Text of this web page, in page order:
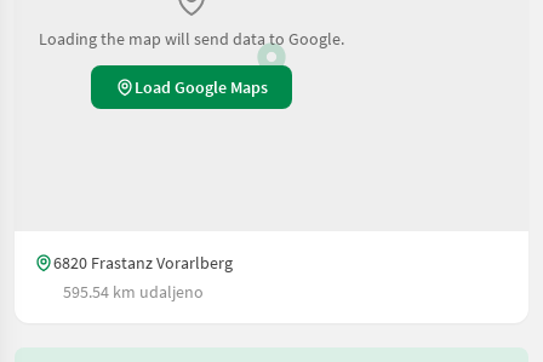
Loading the map will send data to Google.
Load Google Maps
6820 Frastanz Vorarlberg
595.54 km udaljeno